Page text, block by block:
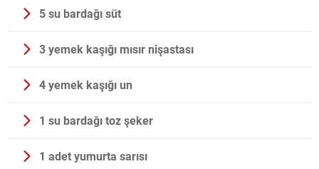
5 su bardağı süt
3 yemek kaşığı mısır nişastası
4 yemek kaşığı un
1 su bardağı toz şeker
1 adet yumurta sarısı